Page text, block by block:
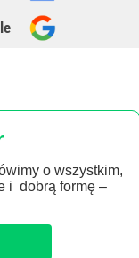
o wszystkim,
i dobrą formę –